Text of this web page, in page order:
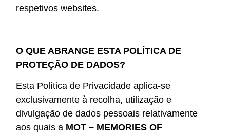
respetivos websites.
O QUE ABRANGE ESTA POLÍTICA DE
PROTEÇÃO DE DADOS?
Esta Política de Privacidade aplica-se
exclusivamente à recolha, utilização e
divulgação de dados pessoais relativamente
aos quais a MOT – MEMORIES OF